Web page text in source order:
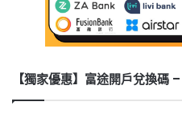
【獨家優惠】富途開戶兌換碼